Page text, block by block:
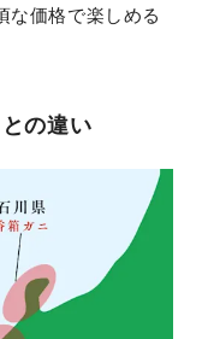
な価格で楽しめる
の違い